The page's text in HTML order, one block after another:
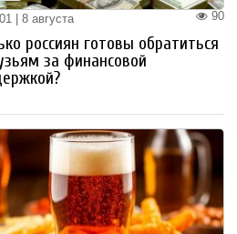
90
| 8 августа
россиян готовы обратиться
за финансовой